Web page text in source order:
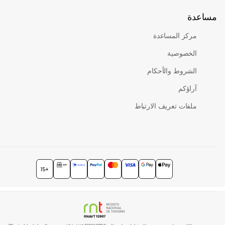
مركز المساعدة
الخصوصية
الشروط والأحكام
آراؤكم
ملفات تعريف الارتباط
+15